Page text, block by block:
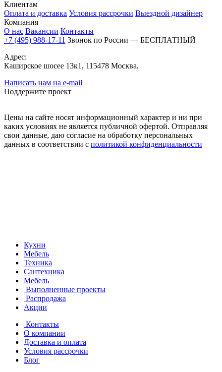
Клиентам
Оплата и доставка Условия рассрочки Выездной дизайнер
Компания
О нас Вакансии Контакты
+7 (495) 988-17-11 Звонок по России — БЕСПЛАТНЫЙ
Адрес:
Каширское шосее 13к1, 115478 Москва,
Написать нам на e-mail
Поддержите проект
Цены на сайте носят информационный характер и ни при
каких условиях не является публичной офертой. Отправляя
свои данные, даю согласие на обработку персональных
данных в соответствии с политикой конфиденциальности
Кухни
Мебель
Техника
Сантехника
Мебель
Выполненные проекты
Распродажа
Акции
Контакты
О компании
Доставка и оплата
Условия рассрочки
Блог